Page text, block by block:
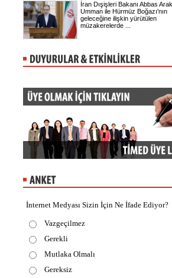
İran Dışişleri Bakanı Abbas Arakçi,
Umman ile Hürmüz Boğazı'nın
geleceğine ilişkin yürütülen
müzakerelerde ...
İnternet Medyası Sizin İçin Ne İfade Ediyor?
Vazgeçilmez
Gerekli
Mutlaka Olmalı
Gereksiz